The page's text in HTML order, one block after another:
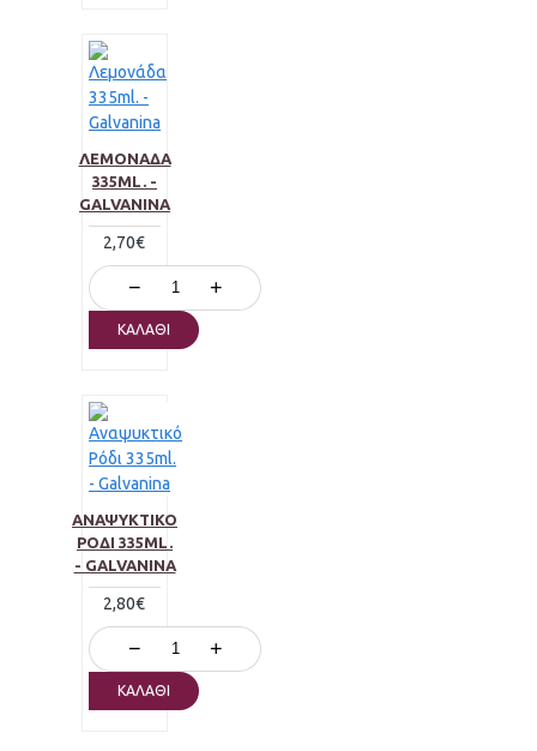
ΛΕΜΟΝΆΔΑ
335ML. -
GALVANINA
2,70€
− +
ΚΑΛΆΘΙ
ΑΝΑΨΥΚΤΙΚΌ
ΡΌΔΙ 335ML.
- GALVANINA
2,80€
− +
ΚΑΛΆΘΙ